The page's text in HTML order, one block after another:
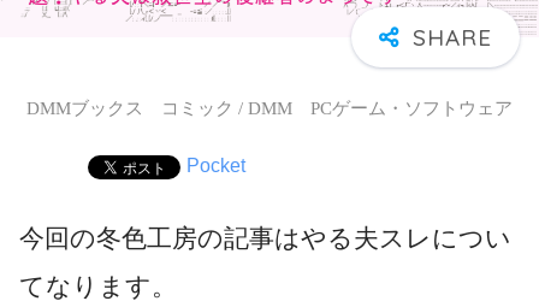
DMMブックス コミック / DMM PCゲーム・ソフトウェア
Pocket
今回の冬色工房の記事はやる夫スレについ
てなります。